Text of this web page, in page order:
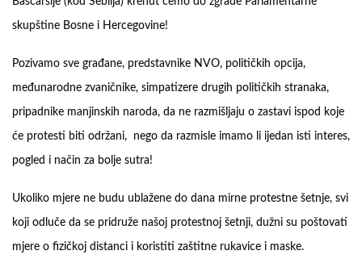
skupštine Bosne i Hercegovine!
Pozivamo sve građane, predstavnike NVO, političkih opcija,
međunarodne zvaničnike, simpatizere drugih političkih stranaka,
pripadnike manjinskih naroda, da ne razmišljaju o zastavi ispod koje
će protesti biti održani, nego da razmisle imamo li ijedan isti interes,
pogled i način za bolje sutra!
Ukoliko mjere ne budu ublažene do dana mirne protestne šetnje, svi
koji odluče da se pridruže našoj protestnoj šetnji, dužni su poštovati
mjere o fizičkoj distanci i koristiti zaštitne rukavice i maske.